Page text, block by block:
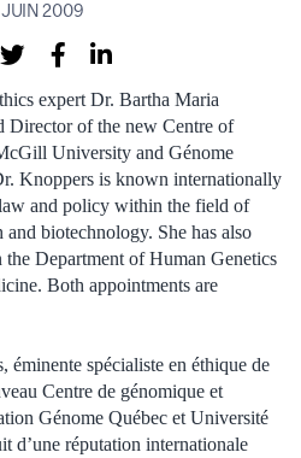
2009
expert Dr. Bartha Maria
Director of the new Centre of
University and Génome
Knoppers is known internationally
and policy within the field of
biotechnology. She has also
the Department of Human Genetics
Both appointments are
spécialiste en éthique de
Centre de génomique et
Génome Québec et Université
d’une réputation internationale